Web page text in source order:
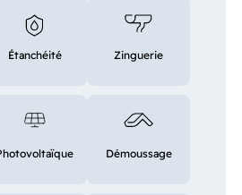
Étanchéité Zinguerie
Démoussage